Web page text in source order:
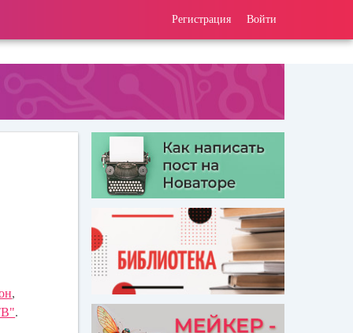
Регистрация Войти
,
.